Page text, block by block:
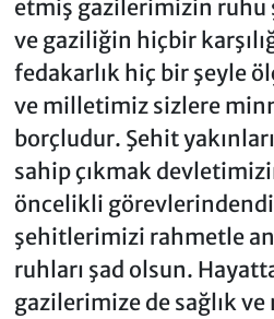
etmiş gazilerimizin ruhu
ve gaziliğin hiçbir
fedakarlık hiç bir şeyle
ve milletimiz sizlere
borçludur. Şehit
sahip çıkmak
öncelikli
şehitlerimizi rahmetle
ruhları şad olsun.
gazilerimize de sağlık